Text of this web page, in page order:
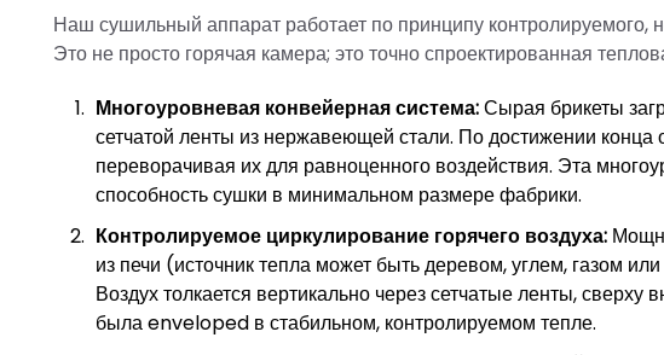
Наш сушильный аппарат работает по принципу контролируемого,
Это не просто горячая камера; это точно спроектированная
Многоуровневая конвейерная система:Сырая брикеты
сетчатой ленты из нержавеющей стали. По достижении
переворачивая их для равноценного воздействия. Эта
способность сушки в минимальном размере фабрики.
Контролируемое циркулирование горячего воздуха:
из печи (источник тепла может быть деревом, углем, газом
Воздух толкается вертикально через сетчатые ленты, сверху
была enveloped в стабильном, контролируемом тепле.